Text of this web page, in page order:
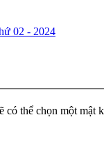
thể chọn một mật
02 - 2024